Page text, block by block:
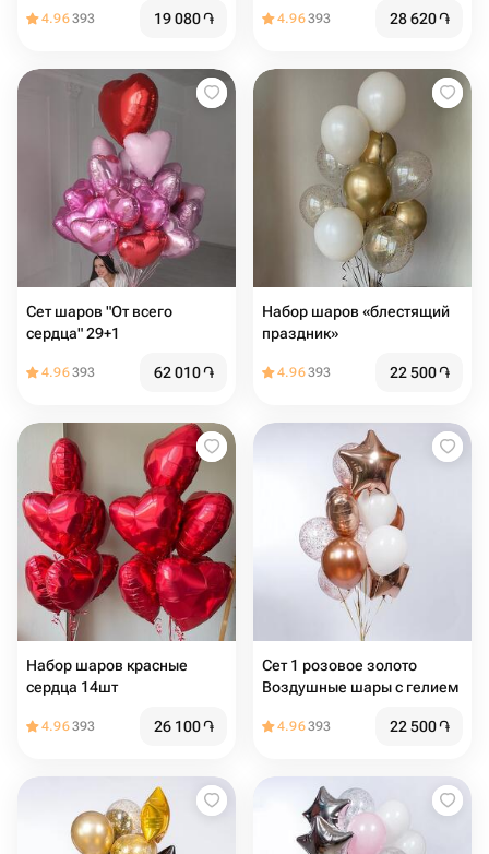
4.96393 19 080֏ 4.96393 28 620֏
Сет шаров "От всего
сердца" 29+1
4.96393 62 010֏
Набор шаров «блестящий
праздник»
4.96393 22 500֏
Набор шаров красные
сердца 14шт
4.96393 26 100֏
Сет 1 розовое золото
Воздушные шары с гелием
4.96393 22 500֏